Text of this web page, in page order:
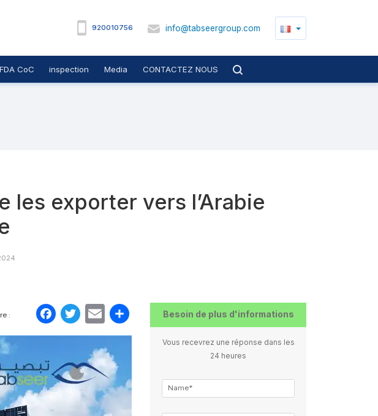
920010756 info@tabseergroup.com
CoC inspection Media CONTACTEZ NOUS
les exporter vers l’Arabie
: Facebook
Twitter
EmailPartager
Besoin de plus d'informations
Vous recevrez une réponse dans les
24 heures
Name*